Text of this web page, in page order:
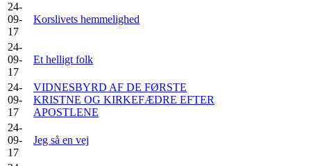
24-
09-
17
Korslivets hemmelighed
24-
09-
17
Et helligt folk
24-
09-
17
VIDNESBYRD AF DE FØRSTE
KRISTNE OG KIRKEFÆDRE EFTER
APOSTLENE
24-
09-
17
Jeg så en vej